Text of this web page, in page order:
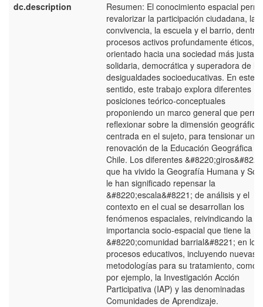
dc.description
Resumen: El conocimiento espacial
revalorizar la participación ciudadana, la
convivencia, la escuela y el barrio, dentro
procesos activos profundamente éticos,
orientado hacia una sociedad más justa,
solidaria, democrática y superadora de
desigualdades socioeducativas. En este
sentido, este trabajo explora diferentes
posiciones teórico-conceptuales
proponiendo un marco general que
reflexionar sobre la dimensión geográfica
centrada en el sujeto, para tensionar una
renovación de la Educación Geográfica
Chile. Los diferentes
que ha vivido la Geografía Humana y
le han significado repensar la
&#8220;escala&#8221; de análisis y el
contexto en el cual se desarrollan los
fenómenos espaciales, reivindicando la
importancia socio-espacial que tiene la
&#8220;comunidad barrial&#8221; en los
procesos educativos, incluyendo nuevas
metodologías para su tratamiento, como,
por ejemplo, la Investigación Acción
Participativa (IAP) y las denominadas
Comunidades de Aprendizaje.